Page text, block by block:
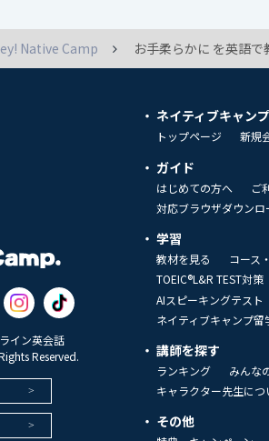
Native Camp お手柔らかに を英語で
イン英会話
Reserved.
ネイティブキャンプ
トップページ 新規
ガイド
はじめての方へ ご
対応ブラウザダウンロ
学習
教材を見る コース
TOEIC®L&R TEST対策
AIスピーキングテスト
ネイティブキャンプ留
講師を探す
ランキング みんな
キャラクター先生につ
その他